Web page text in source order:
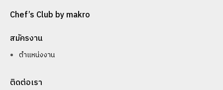
Chef’s Club by makro
สมัครงาน
ตำแหน่งงาน
ติดต่อเรา